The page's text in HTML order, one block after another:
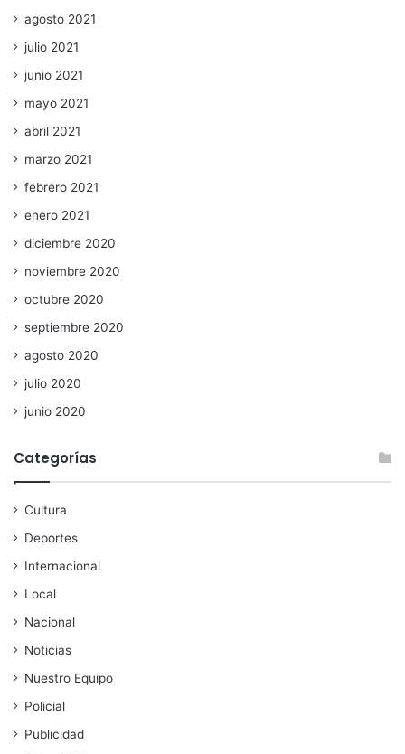
agosto 2021
julio 2021
junio 2021
mayo 2021
abril 2021
marzo 2021
febrero 2021
enero 2021
diciembre 2020
noviembre 2020
octubre 2020
septiembre 2020
agosto 2020
julio 2020
junio 2020
Categorías
Cultura
Deportes
Internacional
Local
Nacional
Noticias
Nuestro Equipo
Policial
Publicidad